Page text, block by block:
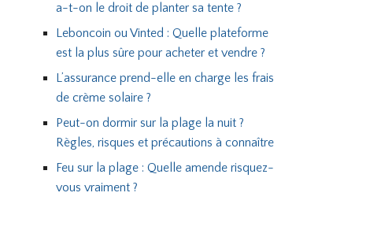
a-t-on le droit de planter sa tente ?
Leboncoin ou Vinted : Quelle plateforme
est la plus sûre pour acheter et vendre ?
L’assurance prend-elle en charge les frais
de crème solaire ?
Peut-on dormir sur la plage la nuit ?
Règles, risques et précautions à connaître
Feu sur la plage : Quelle amende risquez-
vous vraiment ?